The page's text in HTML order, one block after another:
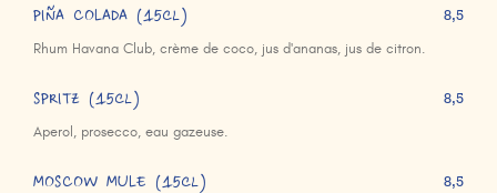
PIÑA COLADA (15cl)
Rhum Havana Club, crème de coco, jus d'ananas, jus de citron.
8,5
SPRITZ (15cl)
Aperol, prosecco, eau gazeuse.
8,5
MOSCOW MULE (15cl) 8,5